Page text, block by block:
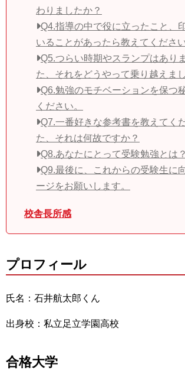
わりましたか？
Q4.指導の中で役に立ったこと、
いることがあったら教えてください
Q5.つらい時期やスランプはあり
た、それをどうやって乗り越えま
Q6.勉強のモチベーションを保つ
ください。
Q7.一番好きな参考書を教えてく
た、それは何故ですか？
Q8.あなたにとって受験勉強とは？
Q9.最後に、これからの受験生に
ージをお願いします。
校舎長所感
プロフィール
氏名：石井航太郎くん
出身校：私立足立学園高校
合格大学